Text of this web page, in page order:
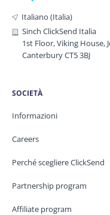
Italiano (Italia)
Sinch ClickSend Italia
1st Floor, Viking House,
Canterbury CT5 3BJ
SOCIETÀ
Informazioni
Careers
Perché scegliere ClickSend
Partnership program
Affiliate program